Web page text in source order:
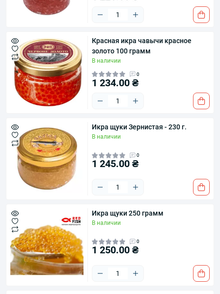
Красная икра чавычи красное
золото 100 грамм
В наличии
0
1 234.00 ₴
Икра щуки Зернистая - 230 г.
В наличии
0
1 245.00 ₴
Икра щуки 250 грамм
В наличии
0
1 250.00 ₴